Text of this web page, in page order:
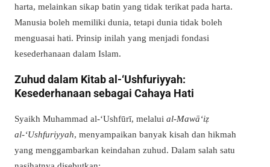
harta, melainkan sikap batin yang tidak terikat pada harta.
Manusia boleh memiliki dunia, tetapi dunia tidak boleh
menguasai hati. Prinsip inilah yang menjadi fondasi
kesederhanaan dalam Islam.
Zuhud dalam Kitab al-‘Ushfuriyyah:
Kesederhanaan sebagai Cahaya Hati
Syaikh Muhammad al-‘Ushfūrī, melalui al-Mawā‘iẓ
al-‘Ushfuriyyah, menyampaikan banyak kisah dan hikmah
yang menggambarkan keindahan zuhud. Dalam salah satu